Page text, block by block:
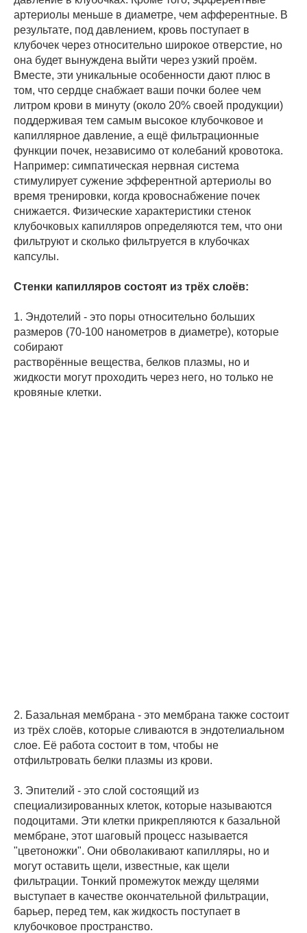
артериолы меньше в диаметре, чем афферентные. В
результате, под давлением, кровь поступает в
клубочек через относительно широкое отверстие, но
она будет вынуждена выйти через узкий проём.
Вместе, эти уникальные особенности дают плюс в
том, что сердце снабжает ваши почки более чем
литром крови в минуту (около 20% своей продукции)
поддерживая тем самым высокое клубочковое и
капиллярное давление, а ещё фильтрационные
функции почек, независимо от колебаний кровотока.
Например: симпатическая нервная система
стимулирует сужение эфферентной артериолы во
время тренировки, когда кровоснабжение почек
снижается. Физические характеристики стенок
клубочковых капилляров определяются тем, что они
фильтруют и сколько фильтруется в клубочках
капсулы.
Стенки капилляров состоят из трёх слоёв:
1. Эндотелий - это поры относительно больших
размеров (70-100 нанометров в диаметре), которые
собирают
растворённые вещества, белков плазмы, но и
жидкости могут проходить через него, но только не
кровяные клетки.
2. Базальная мембрана - это мембрана также состоит
из трёх слоёв, которые сливаются в эндотелиальном
слое. Её работа состоит в том, чтобы не
отфильтровать белки плазмы из крови.
3. Эпителий - это слой состоящий из
специализированных клеток, которые называются
подоцитами. Эти клетки прикрепляются к базальной
мембране, этот шаговый процесс называется
"цветоножки". Они обволакивают капилляры, но и
могут оставить щели, известные, как щели
фильтрации. Тонкий промежуток между щелями
выступает в качестве окончательной фильтрации,
барьер, перед тем, как жидкость поступает в
клубочковое пространство.